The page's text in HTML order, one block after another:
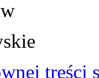
treści